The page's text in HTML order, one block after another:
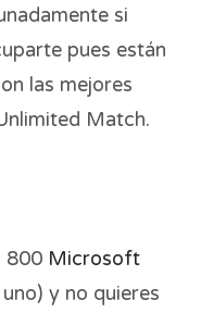
si
pues están
las mejores
Match.
800 Microsoft
y no quieres